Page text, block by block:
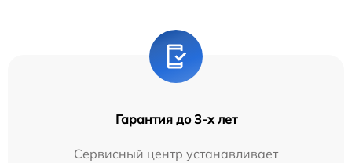
Гарантия до 3-х лет
Сервисный центр устанавливает